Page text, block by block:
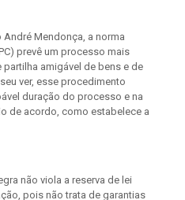
Mendonça, a norma
prevê um processo mais
amigável de bens e de
ver, esse procedimento
duração do processo e na
de acordo, como estabelece a
não viola a reserva de lei
pois não trata de garantias